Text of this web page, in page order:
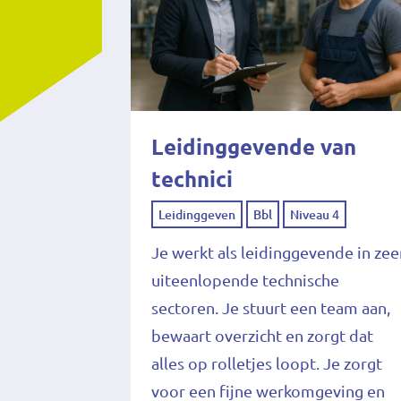
Leidinggevende van
technici
Leidinggeven Bbl Niveau 4
Je werkt als leidinggevende in
uiteenlopende technische
sectoren. Je stuurt een team aan,
bewaart overzicht en zorgt dat
alles op rolletjes loopt. Je zorgt
voor een fijne werkomgeving en